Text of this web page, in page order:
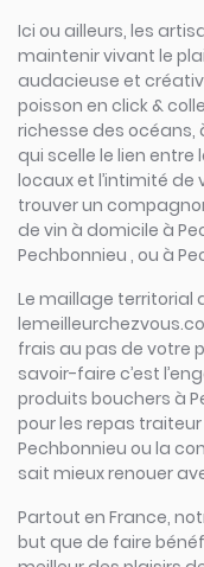
Ici ou ailleurs, les
maintenir vivant le
audacieuse et
poisson en click &
richesse des océans,
qui scelle le lien
locaux et l’intimité de
trouver un
de vin à domicile à
Pechbonnieu , ou à
Le maillage territorial
frais au pas de votre
savoir-faire c’est
produits bouchers à
pour les repas
Pechbonnieu ou la
sait mieux renouer
Partout en France,
but que de faire